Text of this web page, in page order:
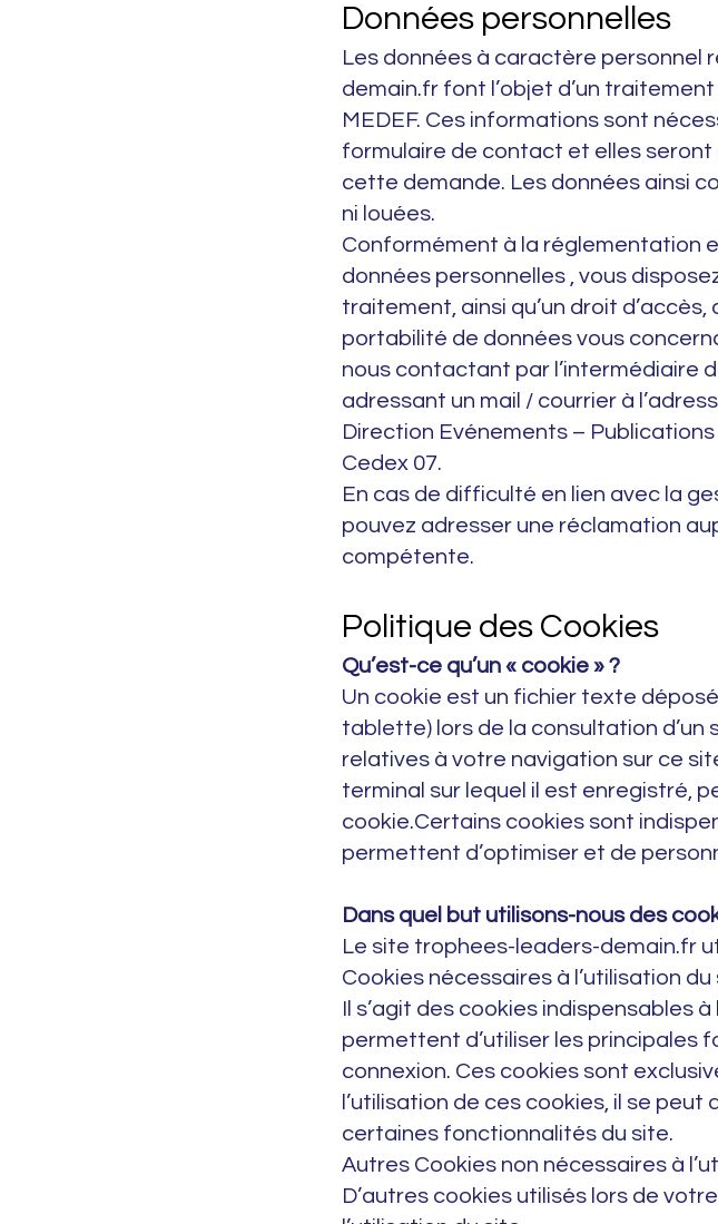
Données personnelles
Les données à caractère personnel
demain.fr font l’objet d’un
MEDEF. Ces informations sont
formulaire de contact et elles
cette demande. Les données ainsi
ni louées.
Conformément à la réglementation
données personnelles , vous
traitement, ainsi qu’un droit
portabilité de données vous
nous contactant par l’intermédiaire
adressant un mail / courrier à
Direction Evénements –
Cedex 07.
En cas de difficulté en lien avec la
pouvez adresser une réclamation
compétente.
Politique des Cookies
Qu’est-ce qu’un « cookie » ?
Un cookie est un fichier texte
tablette) lors de la consultation
relatives à votre navigation sur ce
terminal sur lequel il est enregistré,
cookie.Certains cookies sont
permettent d’optimiser et de
Dans quel but utilisons-nous des
Le site trophees-leaders-demain.fr
Cookies nécessaires à l’utilisation du
Il s’agit des cookies indispensables
permettent d’utiliser les principales
connexion. Ces cookies sont
l’utilisation de ces cookies, il se
certaines fonctionnalités du site.
Autres Cookies non nécessaires à
D’autres cookies utilisés lors de